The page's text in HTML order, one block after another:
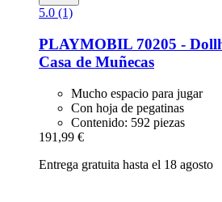
5.0 (1)
PLAYMOBIL 70205 -​
Casa de Muñecas
Mucho espacio para jugar
Con hoja de pegatinas
Contenido: 592 piezas
191,99 €
Entrega gratuita hasta el 18 agosto